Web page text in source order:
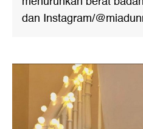
dan Instagram/